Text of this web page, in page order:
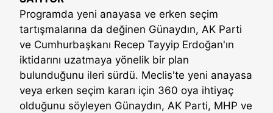
Programda yeni anayasa ve erken seçim
tartışmalarına da değinen Günaydın, AK Parti
ve Cumhurbaşkanı Recep Tayyip Erdoğan'ın
iktidarını uzatmaya yönelik bir plan
bulunduğunu ileri sürdü. Meclis'te yeni anayasa
veya erken seçim kararı için 360 oya ihtiyaç
olduğunu söyleyen Günaydın, AK Parti, MHP ve